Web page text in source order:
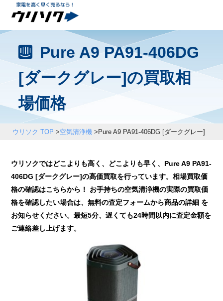
Pure A9 PA91-406DG
[ダークグレー]の買取相
場価格
ウリソク TOP >空気清浄機> Pure A9 PA91-406DG [ダークグレー]
ウリソクではどこよりも高く、どこよりも早く、Pure A9 PA91-
406DG [ダークグレー]の高価買取を行っています。相場買取価
格の確認はこちらから！ お手持ちの空気清浄機の実際の買取価
格を確認したい場合は、無料の査定フォームから商品の詳細 を
お知らせください。最短5分、遅くても24時間以内に査定金額を
ご連絡差し上げます。